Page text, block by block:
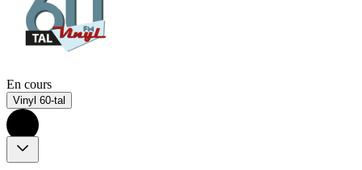
En cours
Vinyl 60-tal